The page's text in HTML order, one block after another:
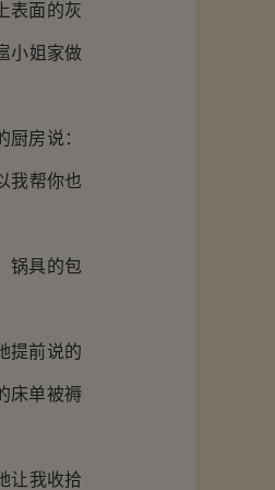
表面的灰
小姐家做
房说：
我帮你也
锅具的包
提前说的
床单被褥
让我收拾